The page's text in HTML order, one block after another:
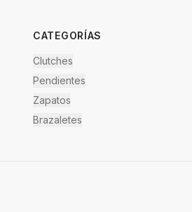
CATEGORÍAS
Clutches
Pendientes
Zapatos
Brazaletes